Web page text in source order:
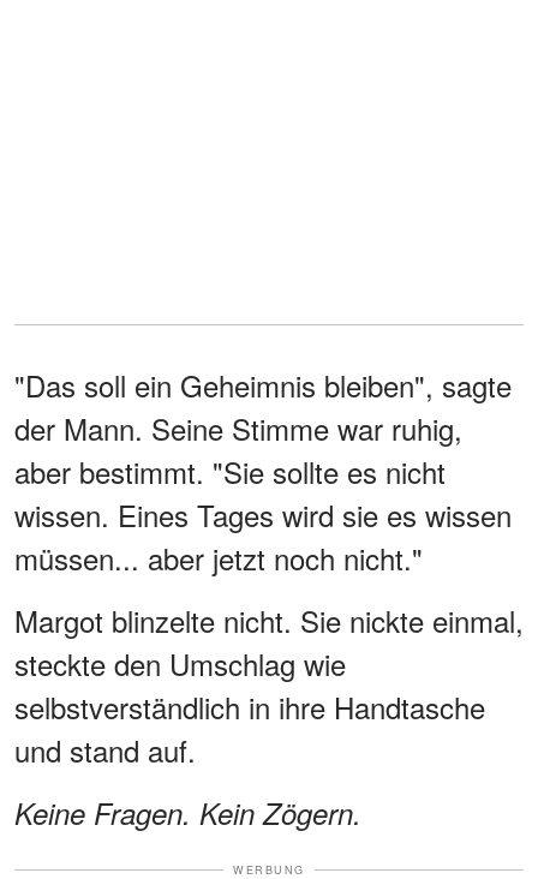
"Das soll ein Geheimnis bleiben", sagte
der Mann. Seine Stimme war ruhig,
aber bestimmt. "Sie sollte es nicht
wissen. Eines Tages wird sie es wissen
müssen... aber jetzt noch nicht."
Margot blinzelte nicht. Sie nickte einmal,
steckte den Umschlag wie
selbstverständlich in ihre Handtasche
und stand auf.
Keine Fragen. Kein Zögern.
WERBUNG